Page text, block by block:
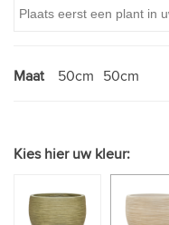
Maat 50cm 50cm
Kies hier uw kleur: